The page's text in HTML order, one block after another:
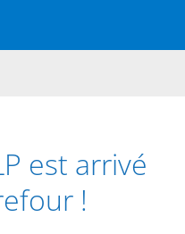
est arrivé
!